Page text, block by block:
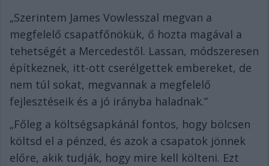
„Szerintem James Vowlesszal megvan a
megfelelő csapatfőnökük, ő hozta magával a
tehetségét a Mercedestől. Lassan, módszeresen
építkeznek, itt-ott cserélgettek embereket, de
nem túl sokat, megvannak a megfelelő
fejlesztéseik és a jó irányba haladnak.”
„Főleg a költségsapkánál fontos, hogy bölcsen
költsd el a pénzed, és azok a csapatok jönnek
előre, akik tudják, hogy mire kell költeni. Ezt